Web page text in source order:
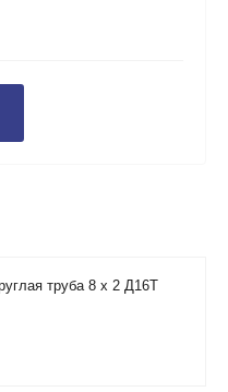
труба 8 х 2 Д16Т